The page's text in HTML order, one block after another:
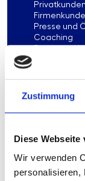
Zustimmung
Diese Webseite
Wir verwenden
personalisieren,
Presse und
Coaching
Controlling
Revision